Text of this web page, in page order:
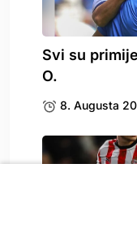
Svi su
O.
8. Augusta